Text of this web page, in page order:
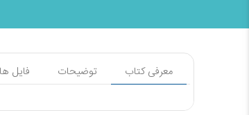
معرفی کتاب توضیحات فایل ها